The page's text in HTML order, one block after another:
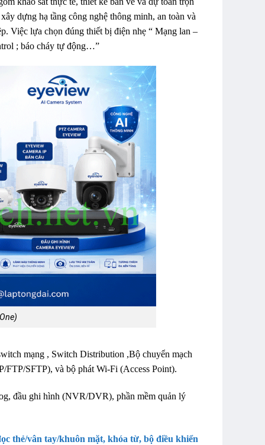
dựng hạ tầng công nghệ thông minh, an toàn và
Việc lựa chọn đúng thiết bị điện nhẹ “ Mạng lan –
; báo cháy tự động…”
mạng , Switch Distribution ,Bộ chuyển mạch
SFTP), và bộ phát Wi-Fi (Access Point).
đầu ghi hình (NVR/DVR), phần mềm quản lý
thẻ/vân tay/khuôn mặt, khóa từ, bộ điều khiển